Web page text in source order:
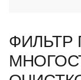
ФИЛЬТР